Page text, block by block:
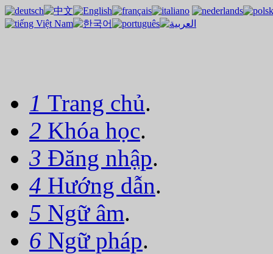
1 Trang chủ.
2 Khóa học.
3 Đăng nhập.
4 Hướng dẫn.
5 Ngữ âm.
6 Ngữ pháp.